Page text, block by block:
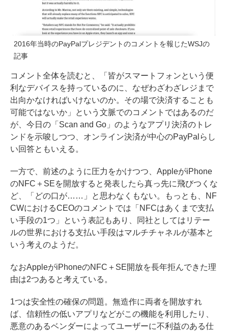
2016年当時のPayPalプレジデントのコメントを報じたWSJの
記事
コメント全体を読むと、「皆がスマートフォンという便
利なデバイスを持っているのに、なぜわざわざレジまで
出向かなければいけないのか。その場で決済することも
可能ではないか」という文脈でのコメントではあるのだ
が、今日の「Scan and Go」のようなアプリ決済のトレ
ンドを示唆しつつ、オンライン決済が中心のPayPalらし
い回答ともいえる。
一方で、前述のように圧力をかけつつ、AppleがiPhone
のNFC＋SEを開放すると発表したら真っ先に飛びつくな
ど、「どの口が……」と思わなくもない。もっとも、NF
CWにおけるCEOのコメントでは「NFCはあくまで支払
い手段の1つ」という表記もあり、同社としてはリテー
ルの世界における支払い手段はマルチチャネルが基本と
いう考えのようだ。
なおAppleがiPhoneのNFC＋SE開放を長年拒んできた理
由は2つあると考えている。
1つは安全性の確保の問題。無造作に両者を開放すれ
ば、信頼性の低いアプリなどがこの機能を利用したり、
悪意のあるベンダーによってユーザーに不利益のある仕